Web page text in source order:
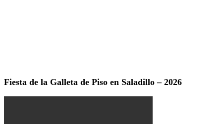
Fiesta de la Galleta de Piso en Saladillo – 2026